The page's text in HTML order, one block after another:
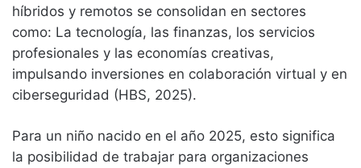
híbridos y remotos se consolidan en sectores
como: La tecnología, las finanzas, los servicios
profesionales y las economías creativas,
impulsando inversiones en colaboración virtual y en
ciberseguridad (HBS, 2025).
Para un niño nacido en el año 2025, esto significa
la posibilidad de trabajar para organizaciones